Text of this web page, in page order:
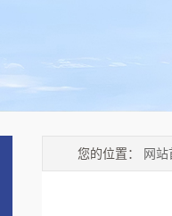
您的位置： 网站